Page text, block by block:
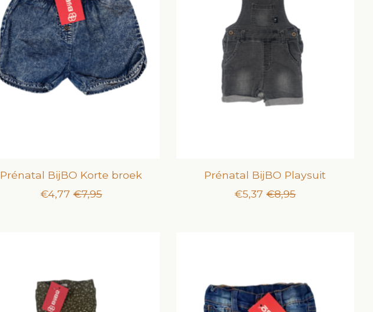
Prénatal BijBO Korte broek
€4,77 €7,95
Prénatal BijBO Playsuit
€5,37 €8,95